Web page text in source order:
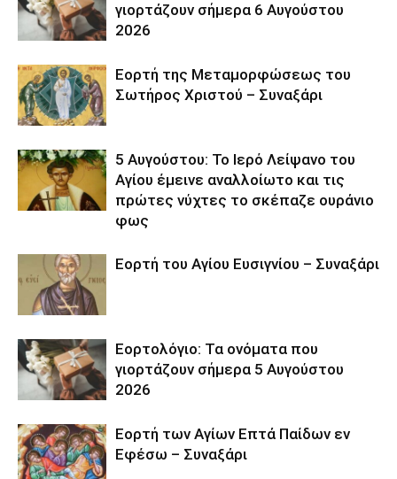
γιορτάζουν σήμερα 6 Αυγούστου
2026
Εορτή της Μεταμορφώσεως του
Σωτήρος Χριστού – Συναξάρι
5 Αυγούστου: Το Ιερό Λείψανο του
Αγίου έμεινε αναλλοίωτο και τις
πρώτες νύχτες το σκέπαζε ουράνιο
φως
Εορτή του Αγίου Ευσιγνίου – Συναξάρι
Εορτολόγιο: Τα ονόματα που
γιορτάζουν σήμερα 5 Αυγούστου
2026
Εορτή των Αγίων Επτά Παίδων εν
Εφέσω – Συναξάρι